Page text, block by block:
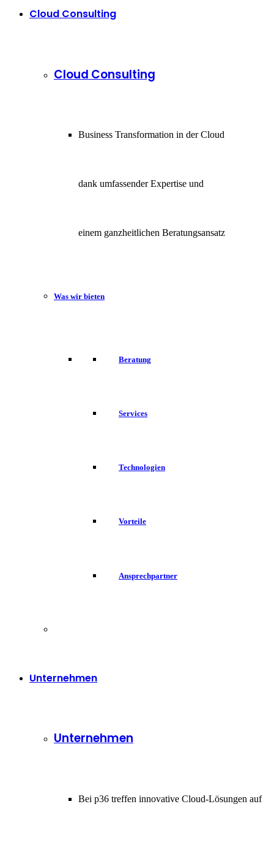
Cloud Consulting
Cloud Consulting
Business Transformation in der Cloud
dank umfassender Expertise und
einem ganzheitlichen Beratungsansatz
Was wir bieten
Beratung
Services
Technologien
Vorteile
Ansprechpartner
Unternehmen
Unternehmen
Bei p36 treffen innovative Cloud-Lösungen auf